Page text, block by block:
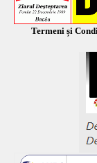
Termeni și